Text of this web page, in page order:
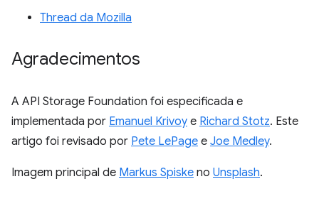
Thread da Mozilla
Agradecimentos
A API Storage Foundation foi especificada e
implementada por Emanuel Krivoy e Richard Stotz. Este
artigo foi revisado por Pete LePage e Joe Medley.
Imagem principal de Markus Spiske no Unsplash.